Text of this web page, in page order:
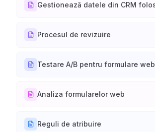
Procesul de revizuire
Testare A/B pentru formulare web
Analiza formularelor web
Reguli de atribuire